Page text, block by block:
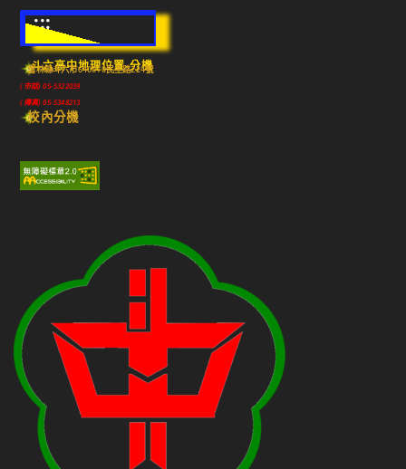
:::
斗六高中地理位置-分機
雲林縣斗六市640010民生路224號
(市話) 05-5322039
(傳真) 05-5348213
校內分機